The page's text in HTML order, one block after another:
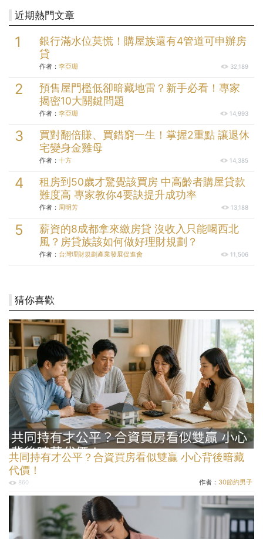
近期熱門文章
銀行滿水位莫慌！購屋族還有4管道可申辦房
貸
作者： 李亞珊 32,189
預售屋門檻低卻暗藏地雷？新手必看！專家
揭密10大關鍵問題
作者： 李亞珊 14,993
買對翻倍賺、買錯窮一生！掌握2重點 讓退休
宅變身金雞母
作者： 十方 14,385
租房到50歲才驚覺該買房 中高齡者購屋貸款
難度高 專家教你4要訣提升成功率
作者： 周明芳 13,188
薪資的8成都拿來繳房貸 沒收入只能喝西北
風？房貸族該如何做好理財規劃？
作者： 台灣理財規劃產業發展促進會 11,506
猜你喜歡
共同持有才公平？合資買房看似雙贏 小心背後暗藏
代價！
860 作者： 30節約男子